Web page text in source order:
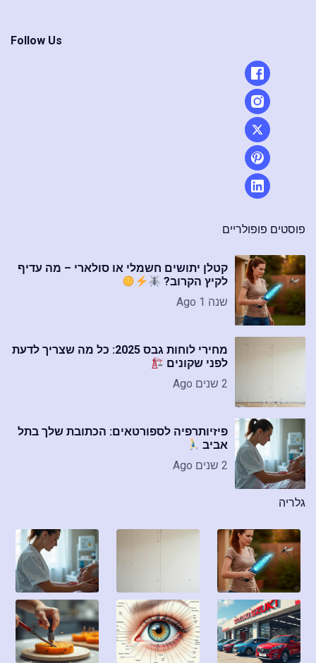
Follow Us
פוסטים פופולריים
קטלן יתושים חשמלי או סולארי – מה עדיף
לקיץ הקרוב?
שנה 1 Ago
מחירי לוחות גבס 2025: כל מה שצריך לדעת
לפני שקונים
2 שנים Ago
פיזיותרפיה לספורטאים: הכתובת שלך בתל
אביב
2 שנים Ago
גלריה